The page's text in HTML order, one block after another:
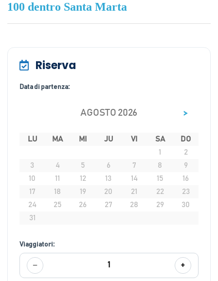
100 dentro Santa Marta
Riserva
Data di partenza:
AGOSTO 2026 >
LU MA MI JU VI SA
DO
1
2
3
4 5 6 7 8
9
10
11 12 13 14 15
16
17
18 19 20 21 22
23
24
25 26 27 28 29
30
31
Viaggiatori:
− 1 +